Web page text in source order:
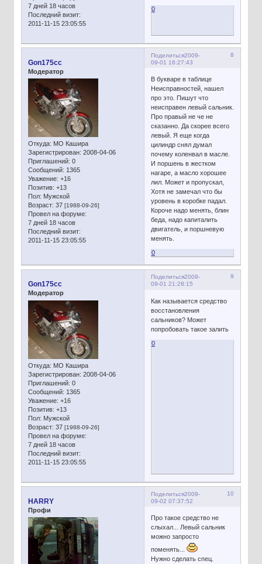
7 дней 18 часов
Последний визит:
2011-11-15 23:05:55
0
Поделиться 8
2009-
09-01 16:27:43
Gon175cc
Модератор
Откуда: МО Кашира
Зарегистрирован: 2008-04-06
Приглашений: 0
Сообщений: 1365
Уважение: +16
Позитив: +13
Пол: Мужской
Возраст: 37 [1988-09-26]
Провел на форуме:
7 дней 18 часов
Последний визит:
2011-11-15 23:05:55
В букваре в таблице
Неисправностей, нашел
про это. Пишут что
неисправен левый сальник.
Про правый не че не
сказанно. Да скорее всего
левый. Я еще когда
цилиндр снял думал
почему коленвал в масле.
И поршень в жестком
нагаре, а масло хорошее
лил. Может и пропускал,
Хотя не замечал что бы
уровень в коробке падал.
Короче надо менять, блин
беда, надо капиталить
двигатель, и поршневую
менять.
0
Поделиться 9
2009-
09-01 21:28:15
Gon175cc
Модератор
Откуда: МО Кашира
Зарегистрирован: 2008-04-06
Приглашений: 0
Сообщений: 1365
Уважение: +16
Позитив: +13
Пол: Мужской
Возраст: 37 [1988-09-26]
Провел на форуме:
7 дней 18 часов
Последний визит:
2011-11-15 23:05:55
Как называется средство
восстановления
сальников? Может
попробовать такое залить
0
Поделиться 10
2009-
09-02 07:37:52
HARRY
Профи
Про такое средство не
слыхал... Левый сальник
можно запросто
поменять...
Нужно сделать спец.